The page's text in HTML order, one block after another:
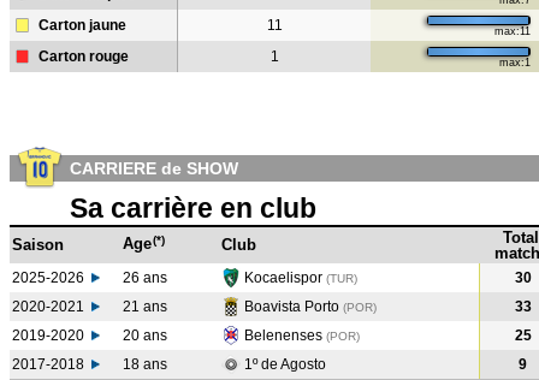
Carton jaune 11 max:11
Carton rouge 1 max:1
CARRIERE de SHOW
Sa carrière en club
Saison Age(*) Club
Total
2025-2026 26 ans Kocaelispor (TUR)
30
2020-2021
21 ans Boavista Porto (POR)
33
2019-2020
20 ans Belenenses (POR)
25
2017-2018
18 ans 1º de Agosto 9